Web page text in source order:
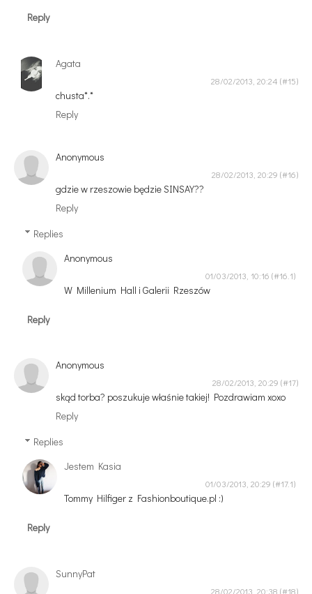
Reply
Agata
28/02/2013, 20:24
chusta*.*
Reply
Anonymous
28/02/2013, 20:29
gdzie w rzeszowie będzie SINSAY??
Reply
Replies
Anonymous
01/03/2013, 10:16
W Millenium Hall i Galerii Rzeszów
Reply
Anonymous
28/02/2013, 20:29
skąd torba? poszukuje właśnie takiej! Pozdrawiam xoxo
Reply
Replies
Jestem Kasia
01/03/2013, 20:29
Tommy Hilfiger z Fashionboutique.pl :)
Reply
SunnyPat
28/02/2013, 20:38